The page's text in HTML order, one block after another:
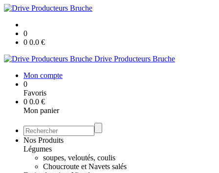
0
0 0.0 €
Drive Producteurs Bruche
Mon compte
0
Favoris
0 0.0 €
Mon panier
Nos Produits
Légumes
soupes, veloutés, coulis
Choucroute et Navets salés